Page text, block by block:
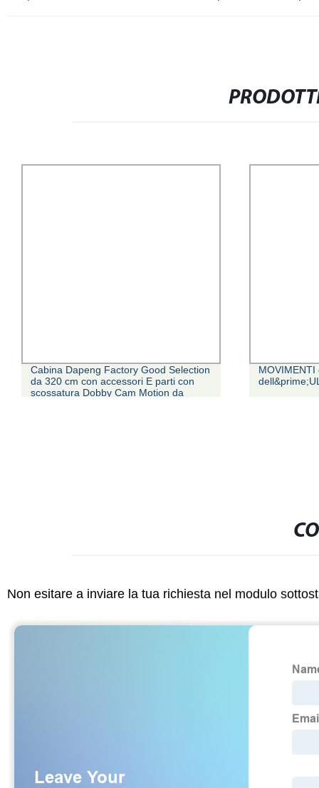
Cabina Dapeng Factory Good Selection
da 320 cm con accessori E parti con
scossatura Dobby Cam Motion da
Non esitare a inviare la tua richiesta nel modulo